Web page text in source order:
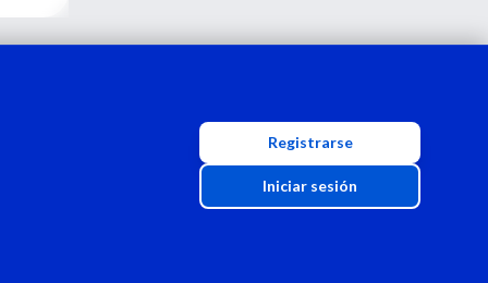
Registrarse
Iniciar sesión